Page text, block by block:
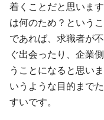
着くことだと思いま
は何のため？という
であれば、求職者が
ぐ出会ったり、企業
うことになると思い
いうような目的まで
すいです。